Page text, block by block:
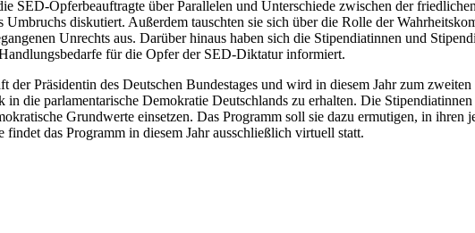
SED-Opferbeauftragte über Parallelen und Unterschiede zwischen der
diskutiert. Außerdem tauschten sie sich über die Rolle der
Unrechts aus. Darüber hinaus haben sich die Stipendiatinnen und
für die Opfer der SED-Diktatur informiert.
der Präsidentin des Deutschen Bundestages und wird in diesem Jahr zum
die parlamentarische Demokratie Deutschlands zu erhalten. Die
Grundwerte einsetzen. Das Programm soll sie dazu ermutigen, in
das Programm in diesem Jahr ausschließlich virtuell statt.